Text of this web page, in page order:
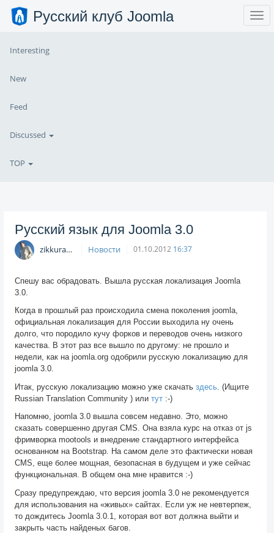
Русский клуб Joomla
Interesting
New
Feed
Discussed
TOP
Русский язык для Joomla 3.0
zikkuratvk Новости 01.10.2012 16:37
Спешу вас обрадовать. Вышла русская локализация Joomla
3.0.
Когда в прошлый раз происходила смена поколения joomla,
официальная локализация для России выходила ну очень
долго, что породило кучу форков и переводов очень низкого
качества. В этот раз все вышло по другому: не прошло и
недели, как на joomla.org одобрили русскую локализацию для
joomla 3.0.
Итак, русскую локализацию можно уже скачать здесь . (Ищите
Russian Translation Community ) или тут :-)
Напомню, joomla 3.0 вышла совсем недавно. Это, можно
сказать совершенно другая CMS. Она взяла курс на отказ от js
фримворка mootools и внедрение стандартного интерфейса
основанном на Bootstrap. На самом деле это фактически новая
CMS, еще более мощная, безопасная в будущем и уже сейчас
функциональная. В общем она мне нравится :-)
Сразу предупреждаю, что версия joomla 3.0 не рекомендуется
для использования на «живых» сайтах. Если уж не невтерпеж,
то дождитесь Joomla 3.0.1, которая вот вот должна выйти и
закрыть часть найденых багов.